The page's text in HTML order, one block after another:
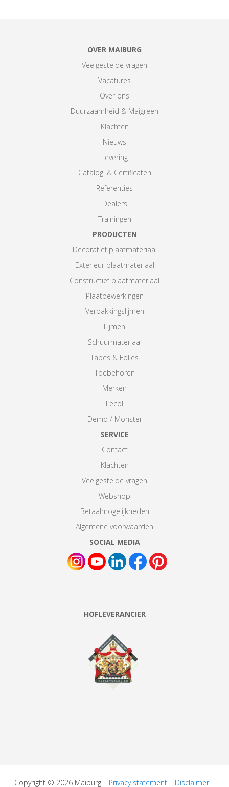
OVER MAIBURG
Veelgestelde vragen
Vacatures
Over ons
Duurzaamheid & Maigreen
Klachten
Nieuws
Levering
Catalogi & Certificaten
Referenties
Dealers
Trainingen
PRODUCTEN
Decoratief plaatmateriaal
Exterieur plaatmateriaal
Constructief plaatmateriaal
Plaatbewerkingen
Verpakkingslijmen
Lijmen
Schuurmateriaal
Tapes & Folies
Toebehoren
Merken
Lecol
Demo / Monster
SERVICE
Contact
Klachten
Veelgestelde vragen
Webshop
Betaalmogelijkheden
Algemene voorwaarden
SOCIAL MEDIA
HOFLEVERANCIER
Copyright © 2026 Maiburg | Privacy statement | Disclaimer|